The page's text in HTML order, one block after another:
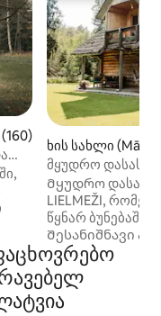
შეფასებაა 5‑დან
ხის სახლი
მყუდრო
Მყუდრო
LIELMEŽI,
წყნარ ბუნებაში,
Შესანიშნავი
ბუნების
ქალაქის
აქვს ორი დონე.
არის მყუდრო